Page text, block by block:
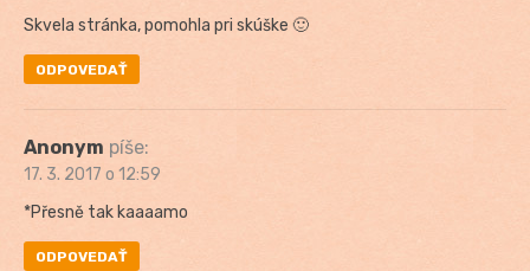
Skvela stránka, pomohla pri skúške 🙂
ODPOVEDAŤ
Anonym píše:
17. 3. 2017 o 12:59
*Přesně tak kaaaamo
ODPOVEDAŤ